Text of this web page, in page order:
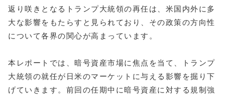
返り咲きとなるトランプ大統領の再任は、米国内外に多
大な影響をもたらすと見られており、その政策の方向性
について各界の関心が高まっています。
本レポートでは、暗号資産市場に焦点を当て、トランプ
大統領の就任が日米のマーケットに与える影響を掘り下
げていきます。前回の任期中に暗号資産に対する規制強